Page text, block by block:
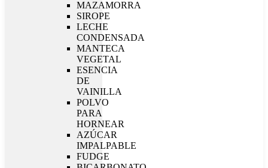
MAZAMORRA
SIROPE
LECHE
CONDENSADA
MANTECA
VEGETAL
ESENCIA
DE
VAINILLA
POLVO
PARA
HORNEAR
AZÚCAR
IMPALPABLE
FUDGE